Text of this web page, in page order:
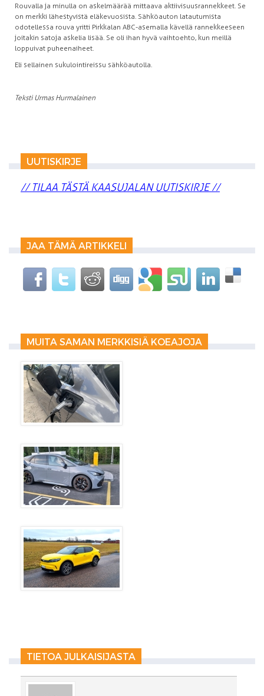
Rouvalla ja minulla on askelmäärää mittaava aktiivisuusrannekkeet. Se
on merkki lähestyvistä eläkevuosista. Sähköauton latautumista
odotellessa rouva yritti Pirkkalan ABC-asemalla kävellä rannekkeeseen
joitakin satoja askelia lisää. Se oli ihan hyvä vaihtoehto, kun meillä
loppuivat puheenaiheet.
Eli sellainen sukulointireissu sähköautolla.
Teksti Urmas Hurmalainen
UUTISKIRJE
// TILAA TÄSTÄ KAASUJALAN UUTISKIRJE //
JAA TÄMÄ ARTIKKELI
MUITA SAMAN MERKKISIÄ KOEAJOJA
TIETOA JULKAISIJASTA